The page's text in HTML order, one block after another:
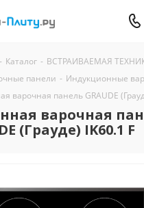
- Каталог - ВСТРАИВАЕМАЯ
панели - Индукционные
варочная панель GRAUDE
варочная
(Грауде) IK60.1 F